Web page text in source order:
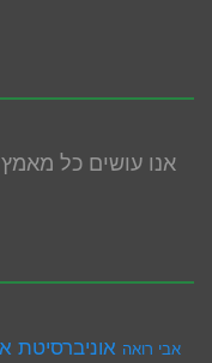
אנו עושים כל
אבי רואה אוניברסיטת